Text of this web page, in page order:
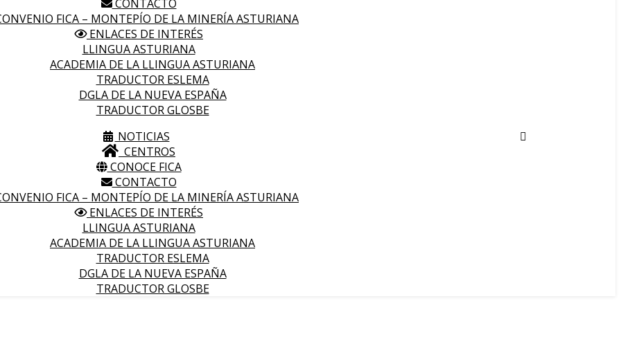
CONTACTO
FICA – MONTEPÍO DE LA MINERÍA ASTURIANA
ENLACES DE INTERÉS
LLINGUA ASTURIANA
ACADEMIA DE LA LLINGUA ASTURIANA
TRADUCTOR ESLEMA
DGLA DE LA NUEVA ESPAÑA
TRADUCTOR GLOSBE
NOTICIAS
CENTROS
CONOCE FICA
CONTACTO
FICA – MONTEPÍO DE LA MINERÍA ASTURIANA
ENLACES DE INTERÉS
LLINGUA ASTURIANA
ACADEMIA DE LA LLINGUA ASTURIANA
TRADUCTOR ESLEMA
DGLA DE LA NUEVA ESPAÑA
TRADUCTOR GLOSBE